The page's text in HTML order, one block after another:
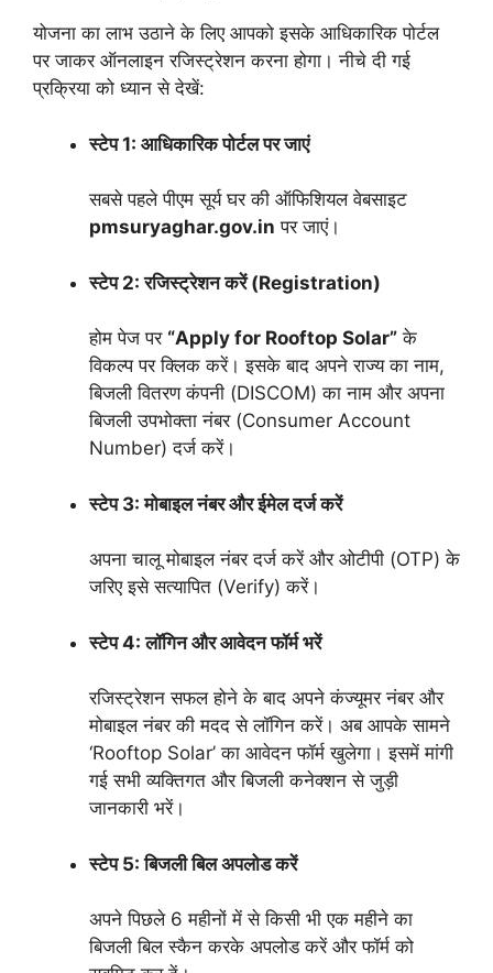
योजना का लाभ उठाने के लिए आपको इसके आधिकारिक पोर्टल
पर जाकर ऑनलाइन रजिस्ट्रेशन करना होगा। नीचे दी गई
प्रक्रिया को ध्यान से देखें:
स्टेप 1: आधिकारिक पोर्टल पर जाएं
सबसे पहले पीएम सूर्य घर की ऑफिशियल वेबसाइट
pmsuryaghar.gov.in पर जाएं।
स्टेप 2: रजिस्ट्रेशन करें (Registration)
होम पेज पर “Apply for Rooftop Solar” के
विकल्प पर क्लिक करें। इसके बाद अपने राज्य का नाम,
बिजली वितरण कंपनी (DISCOM) का नाम और अपना
बिजली उपभोक्ता नंबर (Consumer Account
Number) दर्ज करें।
स्टेप 3: मोबाइल नंबर और ईमेल दर्ज करें
अपना चालू मोबाइल नंबर दर्ज करें और ओटीपी (OTP) के
जरिए इसे सत्यापित (Verify) करें।
स्टेप 4: लॉगिन और आवेदन फॉर्म भरें
रजिस्ट्रेशन सफल होने के बाद अपने कंज्यूमर नंबर और
मोबाइल नंबर की मदद से लॉगिन करें। अब आपके सामने
‘Rooftop Solar’ का आवेदन फॉर्म खुलेगा। इसमें मांगी
गई सभी व्यक्तिगत और बिजली कनेक्शन से जुड़ी
जानकारी भरें।
स्टेप 5: बिजली बिल अपलोड करें
अपने पिछले 6 महीनों में से किसी भी एक महीने का
बिजली बिल स्कैन करके अपलोड करें और फॉर्म को